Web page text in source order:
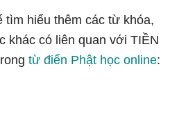
tìm hiểu thêm các từ khóa,
khác có liên quan với TIỀN
từ điển Phật học online: